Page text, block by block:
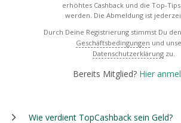
erhöhtes Cashback und die Top-
werden. Die Abmeldung ist
Durch Deine Registrierung stimmst Du den
Geschäftsbedingungen und
Datenschutzerklärung zu.
Bereits Mitglied? Hier
Wie verdient TopCashback sein Geld?